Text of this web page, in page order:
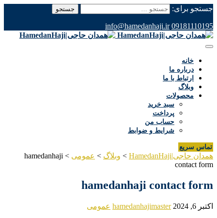
جستجو برای:
09181110195
info@hamedanhaji.ir
خانه
درباره ما
ارتباط با ما
وبلاگ
محصولات
سبد خرید
پرداخت
حساب من
شرایط و ضوابط
تماس سریع
همدان حاجی|HamedanHaji > وبلاگ > عمومی >
hamedanhaji
contact form
hamedanhaji contact form
اکتبر 6, 2024 hamedanhajimaster عمومی